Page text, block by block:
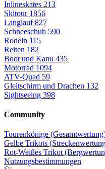
Inlineskates 213
Skitour 1856
Langlauf827
Schneeschuh 590
Rodeln 115
Reiten 182
Boot und Kanu 435
Motorrad 1094
ATV-Quad 59
Gleitschirm und Drachen 132
Sightseeing 398
Community
Tourenkönige
Gelbe Trikots
Rot-Weißes Trikot
Nutzungsbestimmungen